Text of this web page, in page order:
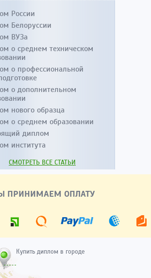
России
Белоруссии
ВУЗа
о среднем техническом
о профессиональной
о дополнительном
нового образца
о среднем образовании
диплом
института
СМОТРЕТЬ ВСЕ СТАТЬИ
ПРИНИМАЕМ ОПЛАТУ
Купить диплом в городе